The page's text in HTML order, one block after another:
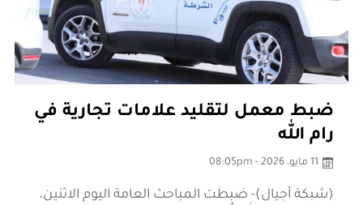
ضبط معمل لتقليد علامات تجارية في
رام الله
11 مايو، 2026 - 08:05pm
(شبكة أجيال)- ضبطت المباحث العامة اليوم الاثنين،